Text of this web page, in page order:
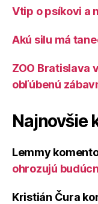
Vtip o psíkovi a
Akú silu má
ZOO Bratislava
obľúbenú
Najnovšie
Lemmy
ohrozujú
Kristián Čura